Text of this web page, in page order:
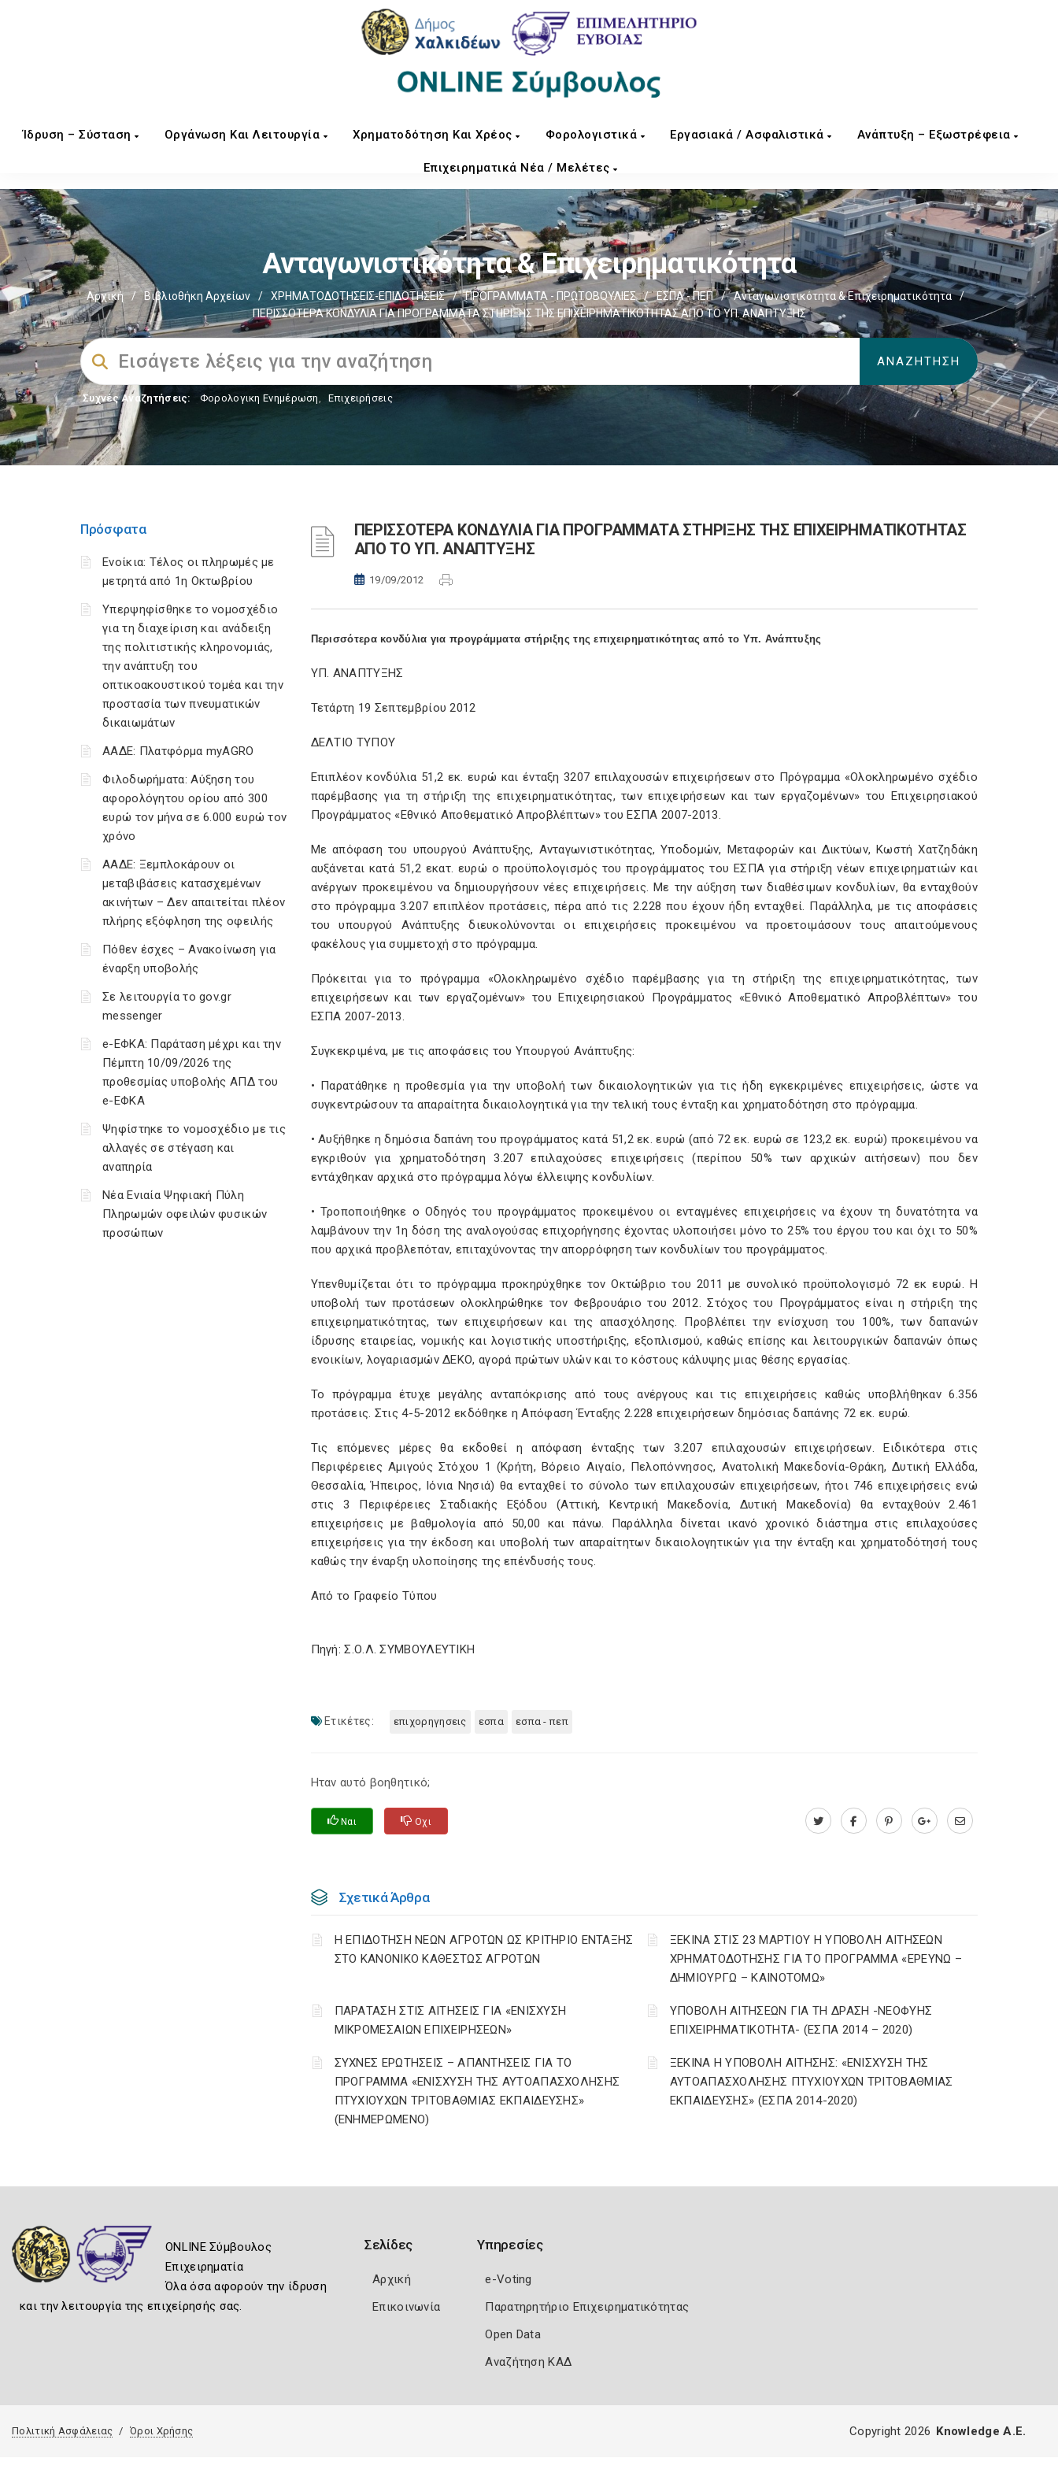
Ίδρυση – Σύσταση Οργάνωση Και Λειτουργία Χρηματοδότηση Και Χρέος Φορολογιστικά Εργασιακά / Ασφαλιστικά Ανάπτυξη – Εξωστρέφεια
Επιχειρηματικά Νέα / Μελέτες
Ανταγωνιστικότητα & Επιχειρηματικότητα
Αρχική / Βιβλιοθήκη Αρχείων / ΧΡΗΜΑΤΟΔΟΤΗΣΕΙΣ-ΕΠΙΔΟΤΗΣΕΙΣ / ΠΡΟΓΡΑΜΜΑΤΑ - ΠΡΩΤΟΒΟΥΛΙΕΣ / ΕΣΠΑ - ΠΕΠ / Ανταγωνιστικότητα & Επιχειρηματικότητα
/
ΠΕΡΙΣΣΟΤΕΡΑ ΚΟΝΔΥΛΙΑ ΓΙΑ ΠΡΟΓΡΑΜΜΑΤΑ ΣΤΗΡΙΞΗΣ ΤΗΣ ΕΠΙΧΕΙΡΗΜΑΤΙΚΟΤΗΤΑΣ ΑΠΟ ΤΟ ΥΠ. ΑΝΑΠΤΥΞΗΣ
Συχνές Αναζητήσεις: Φορολογικη Ενημέρωση, Επιχειρήσεις
Πρόσφατα
Ενοίκια: Τέλος οι πληρωμές με
μετρητά από 1η Οκτωβρίου
Υπερψηφίσθηκε το νομοσχέδιο
για τη διαχείριση και ανάδειξη
της πολιτιστικής κληρονομιάς,
την ανάπτυξη του
οπτικοακουστικού τομέα και την
προστασία των πνευματικών
δικαιωμάτων
ΑΑΔΕ: Πλατφόρμα myAGRO
Φιλοδωρήματα: Αύξηση του
αφορολόγητου ορίου από 300
ευρώ τον μήνα σε 6.000 ευρώ τον
χρόνο
ΑΑΔΕ: Ξεμπλοκάρουν οι
μεταβιβάσεις κατασχεμένων
ακινήτων – Δεν απαιτείται πλέον
πλήρης εξόφληση της οφειλής
Πόθεν έσχες – Ανακοίνωση για
έναρξη υποβολής
Σε λειτουργία το gov.gr
messenger
e-ΕΦΚΑ: Παράταση μέχρι και την
Πέμπτη 10/09/2026 της
προθεσμίας υποβολής ΑΠΔ του
e-ΕΦΚΑ
Ψηφίστηκε το νομοσχέδιο με τις
αλλαγές σε στέγαση και
αναπηρία
Νέα Ενιαία Ψηφιακή Πύλη
Πληρωμών οφειλών φυσικών
προσώπων
ΠΕΡΙΣΣΟΤΕΡΑ ΚΟΝΔΥΛΙΑ ΓΙΑ ΠΡΟΓΡΑΜΜΑΤΑ ΣΤΗΡΙΞΗΣ ΤΗΣ ΕΠΙΧΕΙΡΗΜΑΤΙΚΟΤΗΤΑΣ
ΑΠΟ ΤΟ ΥΠ. ΑΝΑΠΤΥΞΗΣ
19/09/2012
Περισσότερα κονδύλια για προγράμματα στήριξης της επιχειρηματικότητας από το Υπ. Ανάπτυξης
ΥΠ. ΑΝΑΠΤΥΞΗΣ
Τετάρτη 19 Σεπτεμβρίου 2012
ΔΕΛΤΙΟ ΤΥΠΟΥ
Επιπλέον κονδύλια 51,2 εκ. ευρώ και ένταξη 3207 επιλαχουσών επιχειρήσεων στο Πρόγραμμα «Ολοκληρωμένο σχέδιο
παρέμβασης για τη στήριξη της επιχειρηματικότητας, των επιχειρήσεων και των εργαζομένων» του Επιχειρησιακού
Προγράμματος «Εθνικό Αποθεματικό Απροβλέπτων» του ΕΣΠΑ 2007-2013.
Με απόφαση του υπουργού Ανάπτυξης, Ανταγωνιστικότητας, Υποδομών, Μεταφορών και Δικτύων, Κωστή Χατζηδάκη
αυξάνεται κατά 51,2 εκατ. ευρώ ο προϋπολογισμός του προγράμματος του ΕΣΠΑ για στήριξη νέων επιχειρηματιών και
ανέργων προκειμένου να δημιουργήσουν νέες επιχειρήσεις. Με την αύξηση των διαθέσιμων κονδυλίων, θα ενταχθούν
στο πρόγραμμα 3.207 επιπλέον προτάσεις, πέρα από τις 2.228 που έχουν ήδη ενταχθεί. Παράλληλα, με τις αποφάσεις
του υπουργού Ανάπτυξης διευκολύνονται οι επιχειρήσεις προκειμένου να προετοιμάσουν τους απαιτούμενους
φακέλους για συμμετοχή στο πρόγραμμα.
Πρόκειται για το πρόγραμμα «Ολοκληρωμένο σχέδιο παρέμβασης για τη στήριξη της επιχειρηματικότητας, των
επιχειρήσεων και των εργαζομένων» του Επιχειρησιακού Προγράμματος «Εθνικό Αποθεματικό Απροβλέπτων» του
ΕΣΠΑ 2007-2013.
Συγκεκριμένα, με τις αποφάσεις του Υπουργού Ανάπτυξης:
• Παρατάθηκε η προθεσμία για την υποβολή των δικαιολογητικών για τις ήδη εγκεκριμένες επιχειρήσεις, ώστε να
συγκεντρώσουν τα απαραίτητα δικαιολογητικά για την τελική τους ένταξη και χρηματοδότηση στο πρόγραμμα.
• Αυξήθηκε η δημόσια δαπάνη του προγράμματος κατά 51,2 εκ. ευρώ (από 72 εκ. ευρώ σε 123,2 εκ. ευρώ) προκειμένου να
εγκριθούν για χρηματοδότηση 3.207 επιλαχούσες επιχειρήσεις (περίπου 50% των αρχικών αιτήσεων) που δεν
εντάχθηκαν αρχικά στο πρόγραμμα λόγω έλλειψης κονδυλίων.
• Τροποποιήθηκε ο Οδηγός του προγράμματος προκειμένου οι ενταγμένες επιχειρήσεις να έχουν τη δυνατότητα να
λαμβάνουν την 1η δόση της αναλογούσας επιχορήγησης έχοντας υλοποιήσει μόνο το 25% του έργου του και όχι το 50%
που αρχικά προβλεπόταν, επιταχύνοντας την απορρόφηση των κονδυλίων του προγράμματος.
Υπενθυμίζεται ότι το πρόγραμμα προκηρύχθηκε τον Οκτώβριο του 2011 με συνολικό προϋπολογισμό 72 εκ ευρώ. Η
υποβολή των προτάσεων ολοκληρώθηκε τον Φεβρουάριο του 2012. Στόχος του Προγράμματος είναι η στήριξη της
επιχειρηματικότητας, των επιχειρήσεων και της απασχόλησης. Προβλέπει την ενίσχυση του 100%, των δαπανών
ίδρυσης εταιρείας, νομικής και λογιστικής υποστήριξης, εξοπλισμού, καθώς επίσης και λειτουργικών δαπανών όπως
ενοικίων, λογαριασμών ΔΕΚΟ, αγορά πρώτων υλών και το κόστους κάλυψης μιας θέσης εργασίας.
Το πρόγραμμα έτυχε μεγάλης ανταπόκρισης από τους ανέργους και τις επιχειρήσεις καθώς υποβλήθηκαν 6.356
προτάσεις. Στις 4-5-2012 εκδόθηκε η Απόφαση Ένταξης 2.228 επιχειρήσεων δημόσιας δαπάνης 72 εκ. ευρώ.
Τις επόμενες μέρες θα εκδοθεί η απόφαση ένταξης των 3.207 επιλαχουσών επιχειρήσεων. Ειδικότερα στις
Περιφέρειες Αμιγούς Στόχου 1 (Κρήτη, Βόρειο Αιγαίο, Πελοπόννησος, Ανατολική Μακεδονία-Θράκη, Δυτική Ελλάδα,
Θεσσαλία, Ήπειρος, Ιόνια Νησιά) θα ενταχθεί το σύνολο των επιλαχουσών επιχειρήσεων, ήτοι 746 επιχειρήσεις ενώ
στις 3 Περιφέρειες Σταδιακής Εξόδου (Αττική, Κεντρική Μακεδονία, Δυτική Μακεδονία) θα ενταχθούν 2.461
επιχειρήσεις με βαθμολογία από 50,00 και πάνω. Παράλληλα δίνεται ικανό χρονικό διάστημα στις επιλαχούσες
επιχειρήσεις για την έκδοση και υποβολή των απαραίτητων δικαιολογητικών για την ένταξη και χρηματοδότησή τους
καθώς την έναρξη υλοποίησης της επένδυσής τους.
Από το Γραφείο Τύπου
Πηγή: Σ.Ο.Λ. ΣΥΜΒΟΥΛΕΥΤΙΚΗ
Ετικέτες: επιχορηγησεις εσπα εσπα - πεπ
Ηταν αυτό βοηθητικό;
Ναι Οχι
Σχετικά Άρθρα
Η ΕΠΙΔΟΤΗΣΗ ΝΕΩΝ ΑΓΡΟΤΩΝ ΩΣ ΚΡΙΤΗΡΙΟ ΕΝΤΑΞΗΣ
ΣΤΟ ΚΑΝΟΝΙΚΟ ΚΑΘΕΣΤΩΣ ΑΓΡΟΤΩΝ
ΞΕΚΙΝΑ ΣΤΙΣ 23 ΜΑΡΤΙΟΥ Η ΥΠΟΒΟΛΗ ΑΙΤΗΣΕΩΝ
ΧΡΗΜΑΤΟΔΟΤΗΣΗΣ ΓΙΑ ΤΟ ΠΡΟΓΡΑΜΜΑ «ΕΡΕΥΝΩ –
ΔΗΜΙΟΥΡΓΩ – ΚΑΙΝΟΤΟΜΩ»
ΠΑΡΑΤΑΣΗ ΣΤΙΣ ΑΙΤΗΣΕΙΣ ΓΙΑ «ΕΝΙΣΧΥΣΗ
ΜΙΚΡΟΜΕΣΑΙΩΝ ΕΠΙΧΕΙΡΗΣΕΩΝ»
ΥΠΟΒΟΛΗ ΑΙΤΗΣΕΩΝ ΓΙΑ ΤΗ ΔΡΑΣΗ -ΝΕΟΦΥΗΣ
ΕΠΙΧΕΙΡΗΜΑΤΙΚΟΤΗΤΑ- (ΕΣΠΑ 2014 – 2020)
ΣΥΧΝΕΣ ΕΡΩΤΗΣΕΙΣ – ΑΠΑΝΤΗΣΕΙΣ ΓΙΑ ΤΟ
ΠΡΟΓΡΑΜΜΑ «ΕΝΙΣΧΥΣΗ ΤΗΣ ΑΥΤΟΑΠΑΣΧΟΛΗΣΗΣ
ΠΤΥΧΙΟΥΧΩΝ ΤΡΙΤΟΒΑΘΜΙΑΣ ΕΚΠΑΙΔΕΥΣΗΣ»
(ΕΝΗΜΕΡΩΜΕΝΟ)
ΞΕΚΙΝΑ Η ΥΠΟΒΟΛΗ ΑΙΤΗΣΗΣ: «ΕΝΙΣΧΥΣΗ ΤΗΣ
ΑΥΤΟΑΠΑΣΧΟΛΗΣΗΣ ΠΤΥΧΙΟΥΧΩΝ ΤΡΙΤΟΒΑΘΜΙΑΣ
ΕΚΠΑΙΔΕΥΣΗΣ» (ΕΣΠΑ 2014-2020)
ONLINE Σύμβουλος
Επιχειρηματία
Όλα όσα αφορούν την ίδρυση
και την λειτουργία της επιχείρησής σας.
Σελίδες
Αρχική
Επικοινωνία
Υπηρεσίες
e-Voting
Παρατηρητήριο Επιχειρηματικότητας
Open Data
Αναζήτηση ΚΑΔ
Πολιτική Ασφάλειας Όροι Χρήσης Copyright 2026 Knowledge A.E.